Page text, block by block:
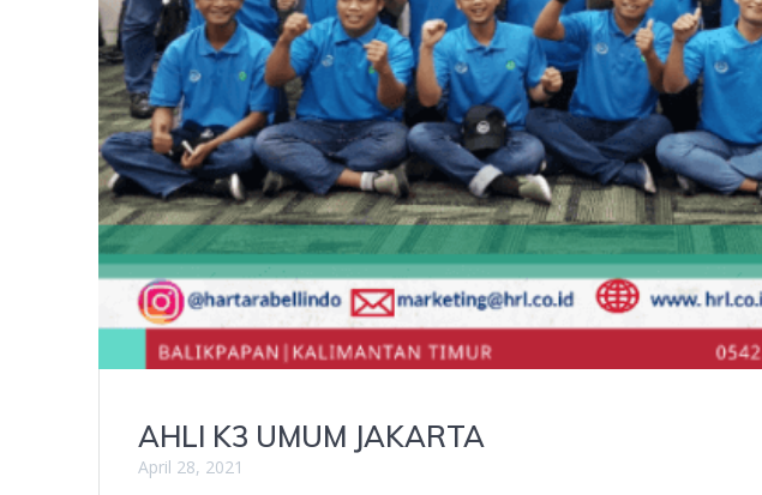
AHLI K3 UMUM JAKARTA
April 28, 2021